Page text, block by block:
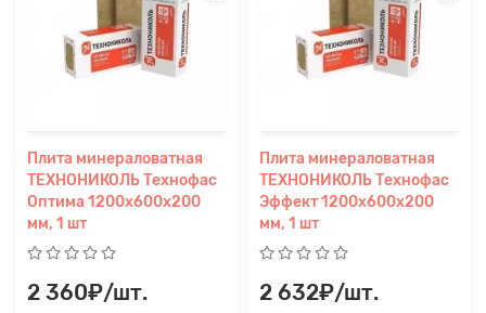
Плита минераловатная
ТЕХНОНИКОЛЬ Технофас
Оптима 1200х600х200
мм, 1 шт
2 360₽/шт.
Плита минераловатная
ТЕХНОНИКОЛЬ Технофас
Эффект 1200х600х200
мм, 1 шт
2 632₽/шт.